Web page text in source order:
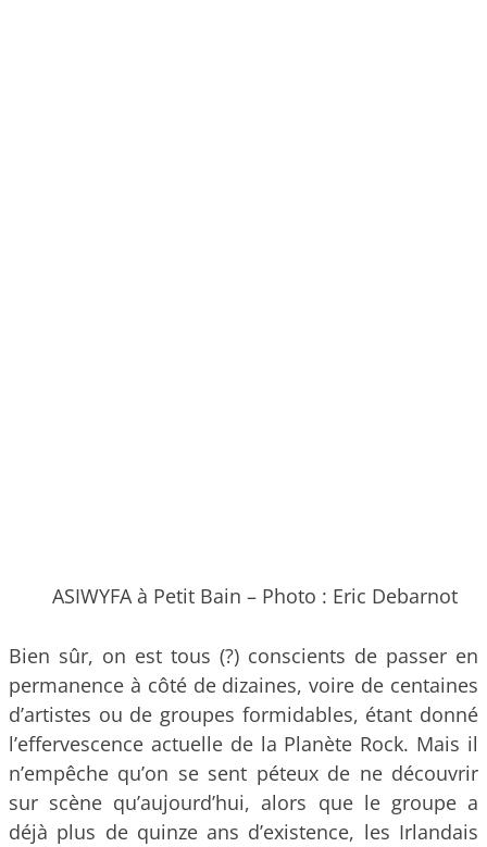
ASIWYFA à Petit Bain – Photo : Eric Debarnot
Bien sûr, on est tous (?) conscients de passer en
permanence à côté de dizaines, voire de centaines
d’artistes ou de groupes formidables, étant donné
l’effervescence actuelle de la Planète Rock. Mais il
n’empêche qu’on se sent péteux de ne découvrir
sur scène qu’aujourd’hui, alors que le groupe a
déjà plus de quinze ans d’existence, les Irlandais